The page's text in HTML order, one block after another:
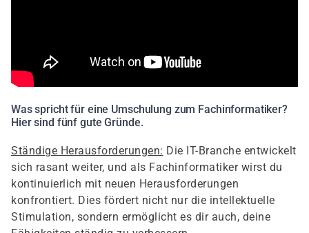
Was spricht für eine Umschulung zum Fachinformatiker?
Hier sind fünf gute Gründe.
Ständige Herausforderungen: Die IT-Branche entwickelt
sich rasant weiter, und als Fachinformatiker wirst du
kontinuierlich mit neuen Herausforderungen
konfrontiert. Dies fördert nicht nur die intellektuelle
Stimulation, sondern ermöglicht es dir auch, deine